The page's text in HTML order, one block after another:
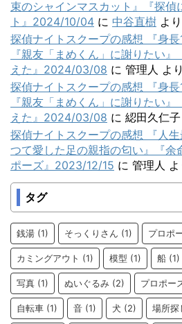
束のシャインマスカット』『探偵
ト』2024/10/04 に 中谷直樹 より
探偵ナイトスクープの感想 『身長
『親友「まめくん」に謝りたい
えた』2024/03/08 に 管理人 より
探偵ナイトスクープの感想 『身長
『親友「まめくん」に謝りたい
えた』2024/03/08 に 綛田久仁子
探偵ナイトスクープの感想 『人
つて愛した足の親指の匂い』『余
ポーズ』2023/12/15 に 管理人 よ
タグ
銭湯 (1) そっくりさん (1) プロポ
カミングアウト (1) 模型 (1) 船 (1)
写真 (1) ぬいぐるみ (2) プロポー
自転車 (1) 音 (1) 犬 (2) 場所探